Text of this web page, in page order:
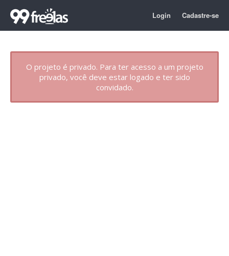
Login Cadastre-se
O projeto é privado. Para ter acesso a um projeto
privado, você deve estar logado e ter sido
convidado.